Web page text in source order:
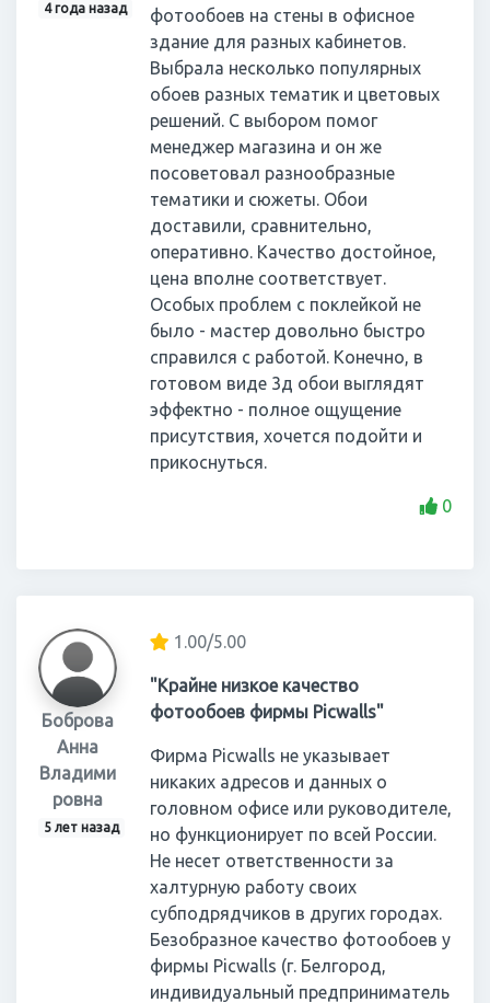
4 года назад
фотообоев на стены в офисное
здание для разных кабинетов.
Выбрала несколько популярных
обоев разных тематик и цветовых
решений. С выбором помог
менеджер магазина и он же
посоветовал разнообразные
тематики и сюжеты. Обои
доставили, сравнительно,
оперативно. Качество достойное,
цена вполне соответствует.
Особых проблем с поклейкой не
было - мастер довольно быстро
справился с работой. Конечно, в
готовом виде 3д обои выглядят
эффектно - полное ощущение
присутствия, хочется подойти и
прикоснуться.
0
Боброва
Анна
Владими
ровна
5 лет назад
1.00/5.00
"Крайне низкое качество
фотообоев фирмы Picwalls"
Фирма Picwalls не указывает
никаких адресов и данных о
головном офисе или руководителе,
но функционирует по всей России.
Не несет ответственности за
халтурную работу своих
субподрядчиков в других городах.
Безобразное качество фотообоев у
фирмы Picwalls (г. Белгород,
индивидуальный предприниматель